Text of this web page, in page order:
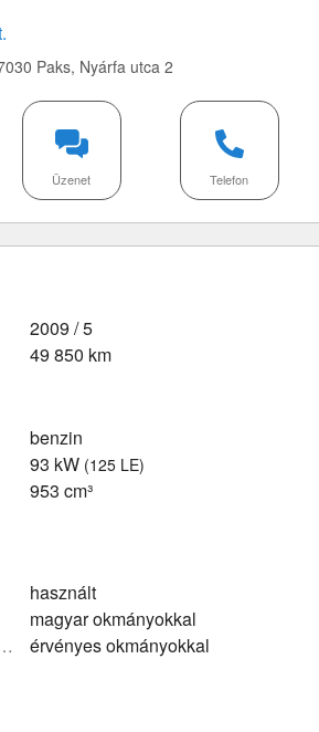
Paks, Nyárfa utca 2
Telefon
Üzenet
2009 / 5
49 850 km
benzin
93 kW (125 LE)
953 cm³
használt
magyar okmányokkal
érvényes okmányokkal